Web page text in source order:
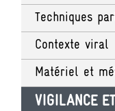
Techniques
Contexte viral
Matériel et
VIGILANCE